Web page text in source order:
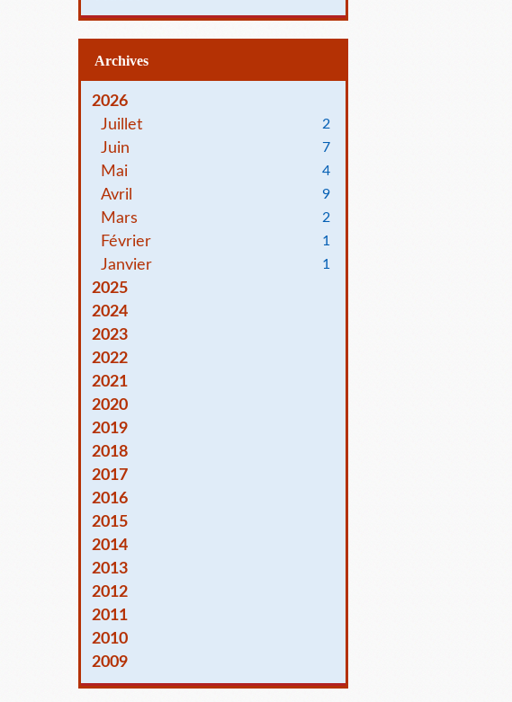
Archives
2026
Juillet
2
Juin 7
Mai 4
Avril 9
Mars 2
Février 1
Janvier 1
2025
2024
2023
2022
2021
2020
2019
2018
2017
2016
2015
2014
2013
2012
2011
2010
2009